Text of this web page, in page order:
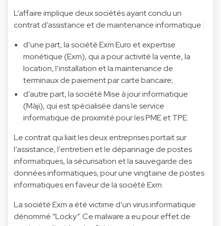
L’affaire implique deux sociétés ayant conclu un
contrat d’assistance et de maintenance informatique :
d’une part, la société Exm Euro et expertise
monétique (Exm), qui a pour activité la vente, la
location, l’installation et la maintenance de
terminaux de paiement par carte bancaire;
d’autre part, la société Mise à jour informatique
(Màji), qui est spécialisée dans le service
informatique de proximité pour les PME et TPE.
Le contrat qui liait les deux entreprises portait sur
l’assistance, l’entretien et le dépannage de postes
informatiques, la sécurisation et la sauvegarde des
données informatiques, pour une vingtaine de postes
informatiques en faveur de la société Exm.
La société Exm a été victime d’un virus informatique
dénommé “Locky“. Ce malware a eu pour effet de